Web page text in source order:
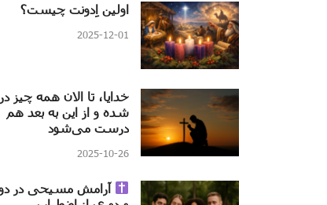
اولین اِدونت چیست؟
2025-12-01
خدایا، تا الان همه چیز
شده و از این به بعد هم
درست می‌شود
2025-10-26
آرامش مسیحی در